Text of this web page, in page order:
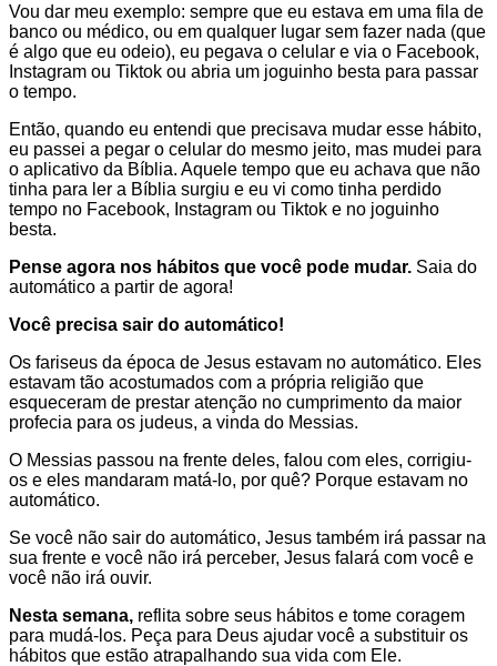
Vou dar meu exemplo: sempre que eu estava em uma fila de
banco ou médico, ou em qualquer lugar sem fazer nada (que
é algo que eu odeio), eu pegava o celular e via o Facebook,
Instagram ou Tiktok ou abria um joguinho besta para passar
o tempo.
Então, quando eu entendi que precisava mudar esse hábito,
eu passei a pegar o celular do mesmo jeito, mas mudei para
o aplicativo da Bíblia. Aquele tempo que eu achava que não
tinha para ler a Bíblia surgiu e eu vi como tinha perdido
tempo no Facebook, Instagram ou Tiktok e no joguinho
besta.
Pense agora nos hábitos que você pode mudar. Saia do
automático a partir de agora!
Você precisa sair do automático!
Os fariseus da época de Jesus estavam no automático. Eles
estavam tão acostumados com a própria religião que
esqueceram de prestar atenção no cumprimento da maior
profecia para os judeus, a vinda do Messias.
O Messias passou na frente deles, falou com eles, corrigiu-
os e eles mandaram matá-lo, por quê? Porque estavam no
automático.
Se você não sair do automático, Jesus também irá passar na
sua frente e você não irá perceber, Jesus falará com você e
você não irá ouvir.
Nesta semana, reflita sobre seus hábitos e tome coragem
para mudá-los. Peça para Deus ajudar você a substituir os
hábitos que estão atrapalhando sua vida com Ele.